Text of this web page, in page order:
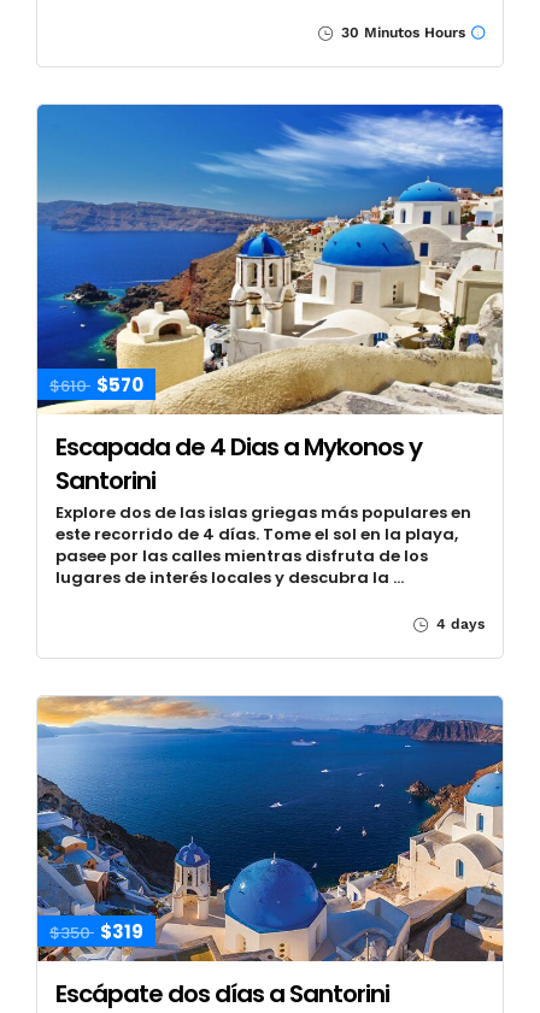
30 Minutos Hours
$610 $570
Escapada de 4 Dias a Mykonos y
Santorini
Explore dos de las islas griegas más populares en
este recorrido de 4 días. Tome el sol en la playa,
pasee por las calles mientras disfruta de los
lugares de interés locales y descubra la …
4 days
$350 $319
Escápate dos días a Santorini